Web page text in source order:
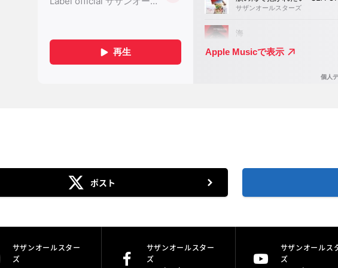
ポスト
サザンオールスター
ズ
サザンオールスター
ズ
サザンオールス
ズ